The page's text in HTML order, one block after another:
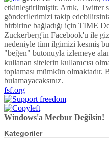
etkinleştirilmiştir. Artık, Twitter
gönderilerimizi takip
birbirine bağladığı için TIME
Zuckerberg'in Facebook'u ile
nedeniyle tüm ilgimizi kesmiş
"beğen" butonuyla izlemeye
kullanan sitelerin kullanıcısı
toplaması mümkün
bulamayacaksınız.
fsf.org
Windows'a Mecbur Değilsin!
Kategoriler